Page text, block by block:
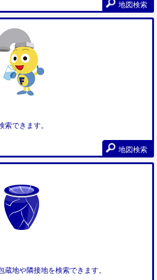
地図検索
できます。
地図検索
地や隣接地を検索できます。